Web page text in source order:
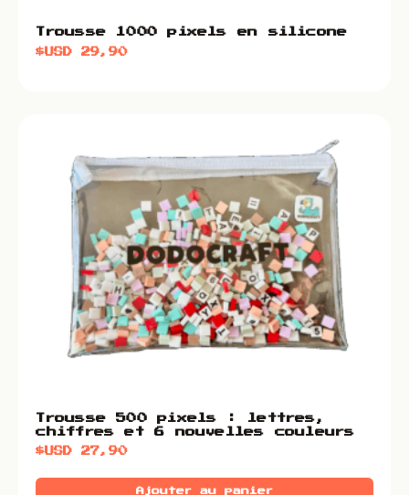
Trousse 1000 pixels en silicone
$USD29,90
Trousse 500 pixels : lettres,
chiffres et 6 nouvelles couleurs
$USD27,90
Ajouter au panier